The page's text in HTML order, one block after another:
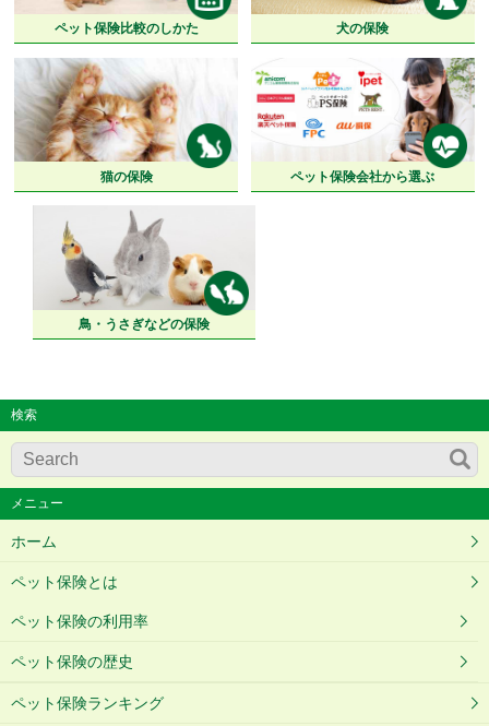
ペット保険比較のしかた 犬の保険
猫の保険 ペット保険会社から選ぶ
鳥・うさぎなどの保険
検索
メニュー
ホーム
ペット保険とは
ペット保険の利用率
ペット保険の歴史
ペット保険ランキング